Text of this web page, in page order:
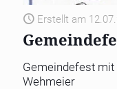
Erstellt am
Gemeindefest
Wehmeier